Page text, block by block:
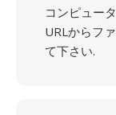
コンピュー
URLからフ
て下さい.